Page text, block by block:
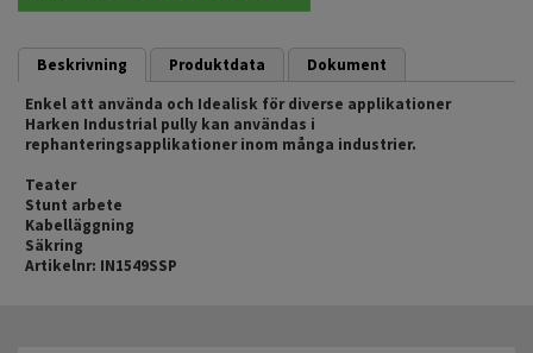
Beskrivning Produktdata
Dokument
Enkel att använda och Idealisk för diverse applikationer
Harken Industrial pully kan användas i
rephanteringsapplikationer inom många industrier.
Teater
Stunt arbete
Kabelläggning
Säkring
Artikelnr: IN1549SSP